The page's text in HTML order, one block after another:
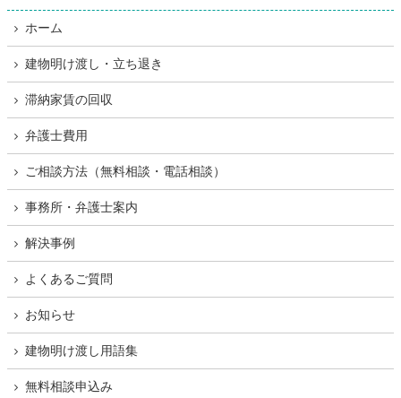
ホーム
建物明け渡し・立ち退き
滞納家賃の回収
弁護士費用
ご相談方法（無料相談・電話相談）
事務所・弁護士案内
解決事例
よくあるご質問
お知らせ
建物明け渡し用語集
無料相談申込み